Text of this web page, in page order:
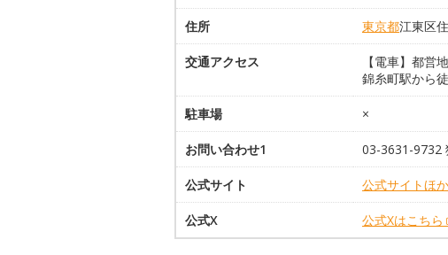
住所 東京都江東区
交通アクセス
【電車】都営
錦糸町駅から
駐車場 ×
お問い合わせ1 03-3631-9732
公式サイト 公式サイトほ
公式X 公式Xはこちら